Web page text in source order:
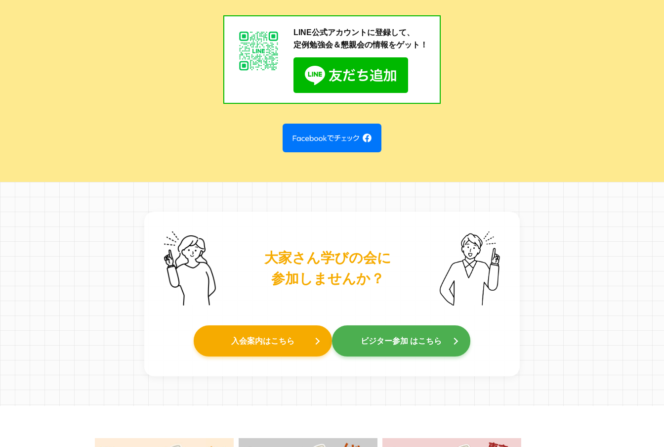
LINE公式アカウントに登録して、
定例勉強会＆懇親会の情報をゲット！
大家さん学びの会に
参加しませんか？
入会案内はこちら ビジター参加 はこちら